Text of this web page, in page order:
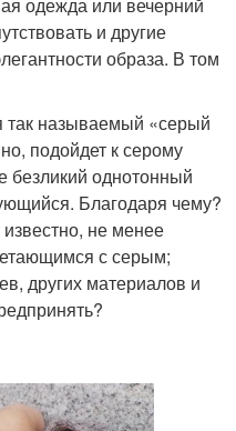
и другие
образа. В том
так называемый «серый
подойдет к серому
безликий однотонный
Благодаря чему?
не менее
с серым;
других материалов и